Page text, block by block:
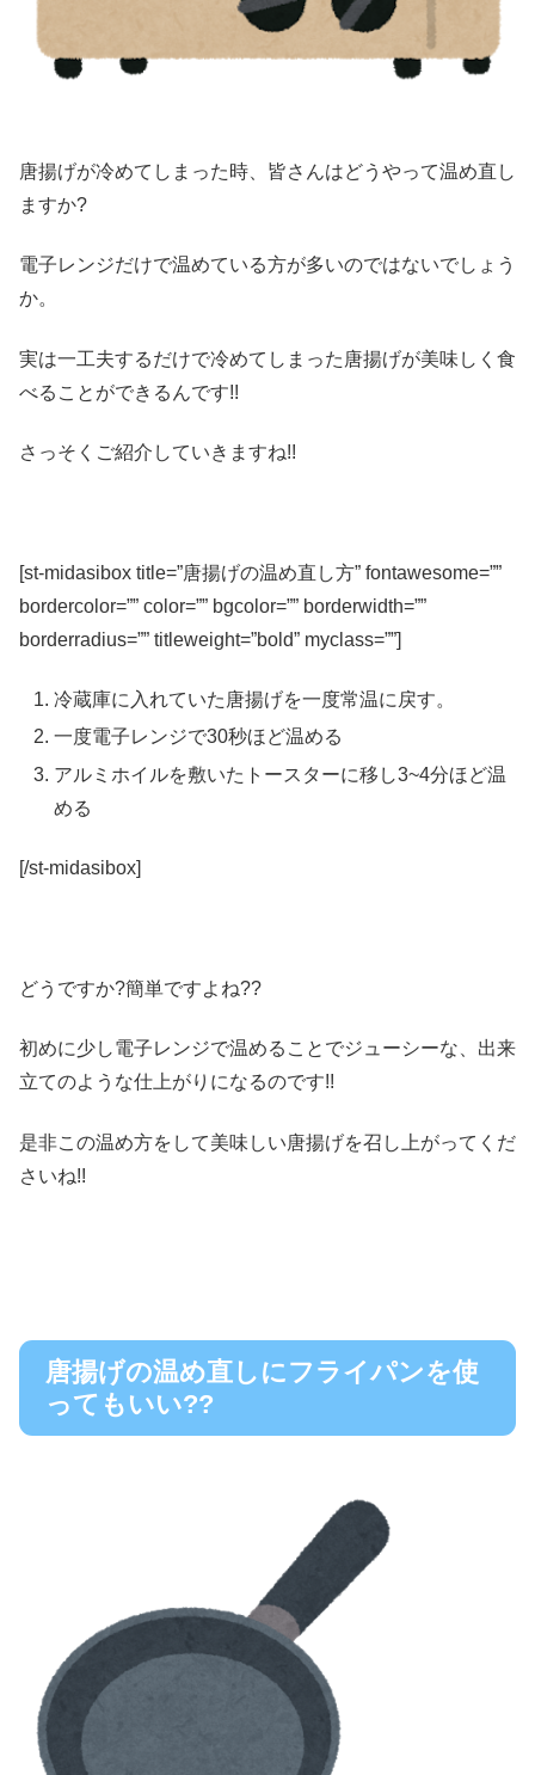
唐揚げが冷めてしまった時、皆さんはどうやって温め直し
ますか?
電子レンジだけで温めている方が多いのではないでしょう
か。
実は一工夫するだけで冷めてしまった唐揚げが美味しく食
べることができるんです!!
さっそくご紹介していきますね!!
[st-midasibox title=”唐揚げの温め直し方” fontawesome=””
bordercolor=”” color=”” bgcolor=”” borderwidth=””
borderradius=”” titleweight=”bold” myclass=””]
冷蔵庫に入れていた唐揚げを一度常温に戻す。
一度電子レンジで30秒ほど温める
アルミホイルを敷いたトースターに移し3~4分ほど温
める
[/st-midasibox]
どうですか?簡単ですよね??
初めに少し電子レンジで温めることでジューシーな、出来
立てのような仕上がりになるのです!!
是非この温め方をして美味しい唐揚げを召し上がってくだ
さいね!!
唐揚げの温め直しにフライパンを使
ってもいい??